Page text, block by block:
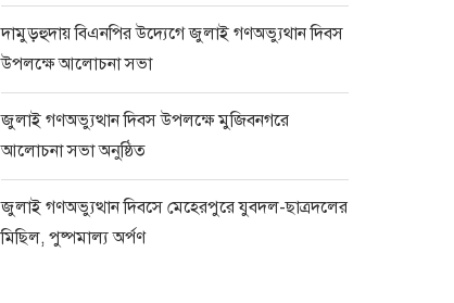
দামুড়হুদায় বিএনপির উদ্যেগে জুলাই গণঅভ্যুথান দিবস
উপলক্ষে আলোচনা সভা
জুলাই গণঅভ্যুত্থান দিবস উপলক্ষে মুজিবনগরে
আলোচনা সভা অনুষ্ঠিত
জুলাই গণঅভ্যুত্থান দিবসে মেহেরপুরে যুবদল-ছাত্রদলের
মিছিল, পুষ্পমাল্য অর্পণ